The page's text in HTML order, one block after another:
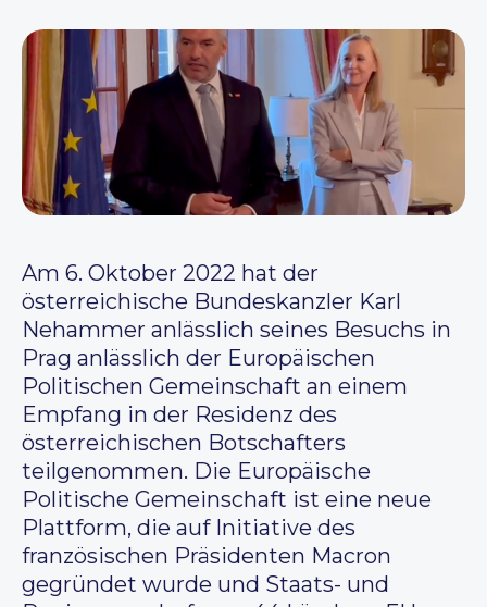
Am 6. Oktober 2022 hat der
österreichische Bundeskanzler Karl
Nehammer anlässlich seines Besuchs in
Prag anlässlich der Europäischen
Politischen Gemeinschaft an einem
Empfang in der Residenz des
österreichischen Botschafters
teilgenommen. Die Europäische
Politische Gemeinschaft ist eine neue
Plattform, die auf Initiative des
französischen Präsidenten Macron
gegründet wurde und Staats- und